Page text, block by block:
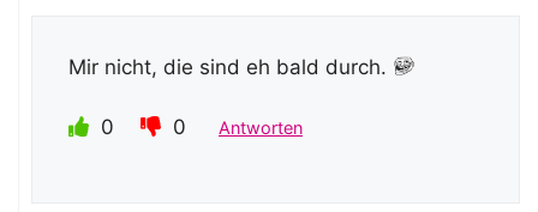
Mir nicht, die sind eh bald durch.
0 0 Antworten